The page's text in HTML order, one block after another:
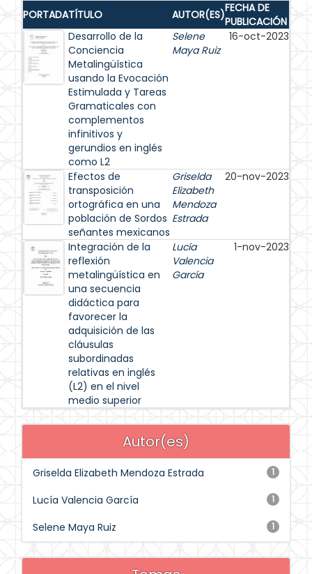
PORTADATÍTULO AUTOR(ES)FECHA DE
PUBLICACIÓN
Desarrollo de la
Conciencia
Metalingüística
usando la Evocación
Estimulada y Tareas
Gramaticales con
complementos
infinitivos y
gerundios en inglés
como L2
Selene
Maya Ruiz
16-oct-2023
Efectos de
transposición
ortográfica en una
población de Sordos
señantes mexicanos
Griselda
Elizabeth
Mendoza
Estrada
20-nov-2023
Integración de la
reflexión
metalingüística en
una secuencia
didáctica para
favorecer la
adquisición de las
cláusulas
subordinadas
relativas en inglés
(L2) en el nivel
medio superior
Lucía
Valencia
García
1-nov-2023
Autor(es)
1
Griselda Elizabeth Mendoza Estrada
1
Lucía Valencia García
1
Selene Maya Ruiz